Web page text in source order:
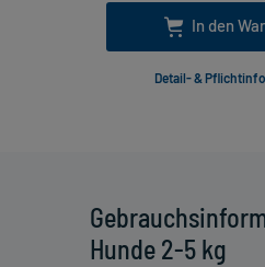
Hunde 2-5 kg
In den
Detail- &